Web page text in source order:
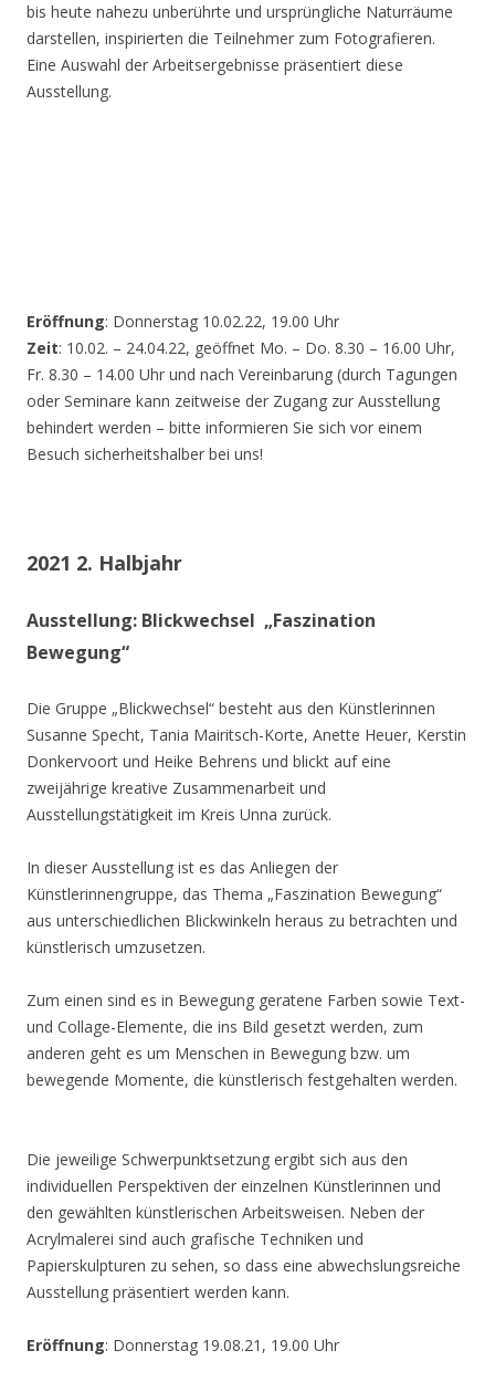
bis heute nahezu unberührte und ursprüngliche Naturräume
darstellen, inspirierten die Teilnehmer zum Fotografieren.
Eine Auswahl der Arbeitsergebnisse präsentiert diese
Ausstellung.
Eröffnung: Donnerstag 10.02.22, 19.00 Uhr
Zeit: 10.02. – 24.04.22, geöffnet Mo. – Do. 8.30 – 16.00 Uhr,
Fr. 8.30 – 14.00 Uhr und nach Vereinbarung (durch Tagungen
oder Seminare kann zeitweise der Zugang zur Ausstellung
behindert werden – bitte informieren Sie sich vor einem
Besuch sicherheitshalber bei uns!
2021 2. Halbjahr
Ausstellung: Blickwechsel „Faszination
Bewegung“
Die Gruppe „Blickwechsel“ besteht aus den Künstlerinnen
Susanne Specht, Tania Mairitsch-Korte, Anette Heuer, Kerstin
Donkervoort und Heike Behrens und blickt auf eine
zweijährige kreative Zusammenarbeit und
Ausstellungstätigkeit im Kreis Unna zurück.
In dieser Ausstellung ist es das Anliegen der
Künstlerinnengruppe, das Thema „Faszination Bewegung“
aus unterschiedlichen Blickwinkeln heraus zu betrachten und
künstlerisch umzusetzen.
Zum einen sind es in Bewegung geratene Farben sowie Text-
und Collage-Elemente, die ins Bild gesetzt werden, zum
anderen geht es um Menschen in Bewegung bzw. um
bewegende Momente, die künstlerisch festgehalten werden.
Die jeweilige Schwerpunktsetzung ergibt sich aus den
individuellen Perspektiven der einzelnen Künstlerinnen und
den gewählten künstlerischen Arbeitsweisen. Neben der
Acrylmalerei sind auch grafische Techniken und
Papierskulpturen zu sehen, so dass eine abwechslungsreiche
Ausstellung präsentiert werden kann.
Eröffnung: Donnerstag 19.08.21, 19.00 Uhr